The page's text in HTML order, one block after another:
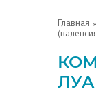
Главная »